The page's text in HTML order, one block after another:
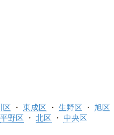
区 東成区 生野区
旭区
平野区 北区
中央区